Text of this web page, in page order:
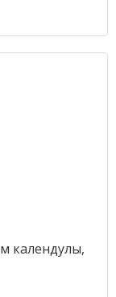
календулы,